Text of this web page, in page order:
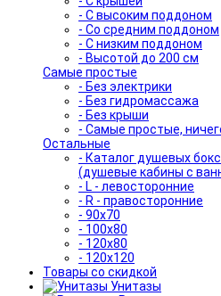
- С высоким поддоном
- Со средним поддоном
- С низким поддоном
- Высотой до 200 см
Самые простые
- Без электрики
- Без гидромассажа
- Без крыши
- Самые простые,
Остальные
- Каталог душевых
(душевые кабины с
- L - левосторонние
- R - правосторонние
- 90x70
- 100x80
- 120x80
- 120x120
Товары со скидкой
Унитазы